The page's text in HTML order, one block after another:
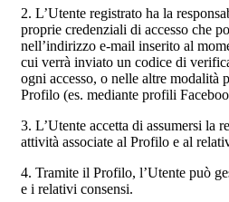
2. L’Utente registrato ha la
proprie credenziali di accesso che
nell’indirizzo e-mail inserito al
cui verrà inviato un codice di
ogni accesso, o nelle altre modalità
Profilo (es. mediante profili
3. L’Utente accetta di assumersi la
attività associate al Profilo e al
4. Tramite il Profilo, l’Utente può
e i relativi consensi.